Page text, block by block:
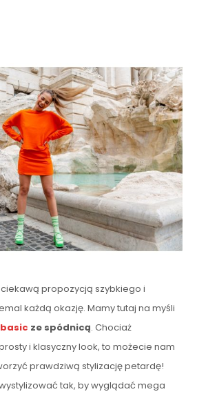
propozycją szybkiego i
każdą okazję. Mamy tutaj na myśli
basic ze spódnicą. Chociaż
i klasyczny look, to możecie nam
prawdziwą stylizację petardę!
tak, by wyglądać mega